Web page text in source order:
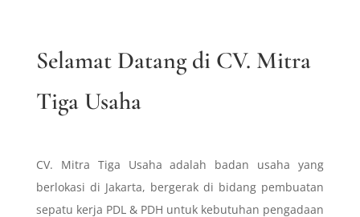
Selamat Datang di CV. Mitra
Tiga Usaha
CV. Mitra Tiga Usaha adalah badan usaha yang
berlokasi di Jakarta, bergerak di bidang pembuatan
sepatu kerja PDL & PDH untuk kebutuhan pengadaan